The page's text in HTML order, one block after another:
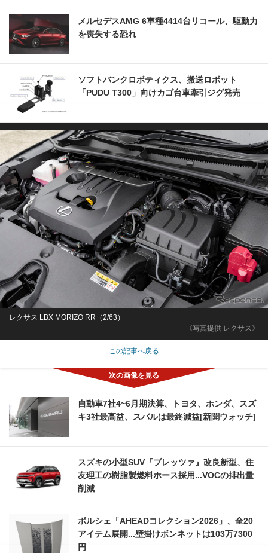
メルセデスAMG 6車種4414台リコール、駆動力
を喪失する恐れ
ソフトバンクロボティクス、搬送ロボット
「PUDU T300」向けカゴ台車牽引ジグ発売
《写真提供 レクサス》
レクサス LBX MORIZO RR（2/63）
この記事へ戻る
自動車7社4~6月期決算、トヨタ、ホンダ、スズ
キ3社最高益、スバルは最終減益[新聞ウォッチ]
スズキの小型SUV『ブレッツァ』改良新型、住
友理工の樹脂製燃料ホース採用...VOCの排出量
削減
ポルシェ「AHEADコレクション2026」、全20
アイテム展開...壁掛けボンネットは103万7300
円